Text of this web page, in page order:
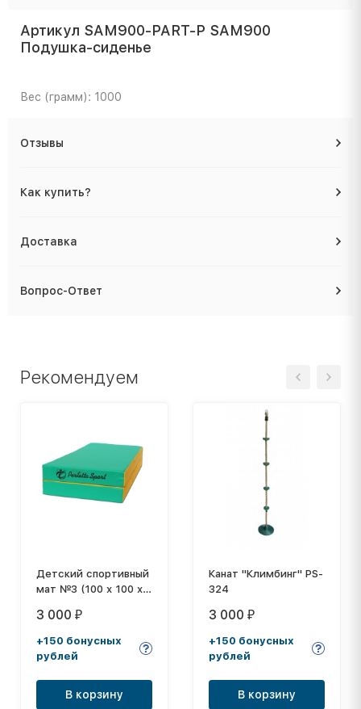
Артикул SAM900-PART-P SAM900
Подушка-сиденье
Вес (грамм): 1000
Отзывы
Как купить?
Доставка
Вопрос-Ответ
Рекомендуем
Детский спортивный
мат №3 (100 х 100 х
"PERFETTO SPORT",
бежевый
3 000 ₽
+150 бонусных
рублей
В корзину
Канат "Климбинг" PS-
324
3 000 ₽
+150 бонусных
рублей
В корзину